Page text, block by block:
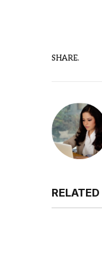
SHARE.
RELATED